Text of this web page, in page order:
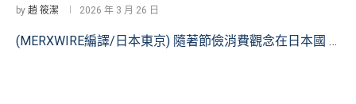
by 趙 筱潔 2026 年 3 月 26 日
(MERXWIRE編譯/日本東京) 隨著節儉消費觀念在日本國 …